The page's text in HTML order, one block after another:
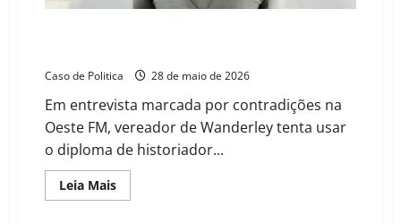
caso
Caso de Politica 28 de maio de 2026
Em entrevista marcada por contradições na
Oeste FM, vereador de Wanderley tenta usar
o diploma de historiador...
Leia MaisRead
more